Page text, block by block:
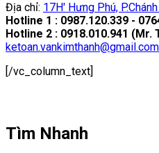
Địa chỉ: 17H' Hưng Phú,
Hotline 1 : 0987.120.339 -
Hotline 2 : 0918.010.941 (Mr.
ketoan.vankimthanh@gmail.com
[/vc_column_text]
Tìm Nhanh